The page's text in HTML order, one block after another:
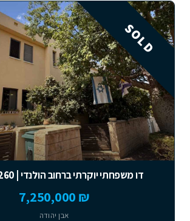
SOLD
דו משפחתי יוקרתי ברחוב הולנדי | 260 מ״ר בנוי
₪ 7,250,000
אבן יהודה